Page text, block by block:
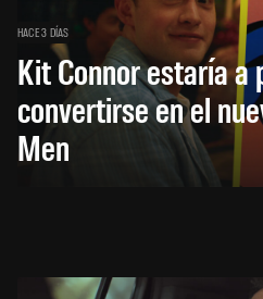
HACE 3 DÍAS
Kit Connor estaría a
convertirse en el
Men